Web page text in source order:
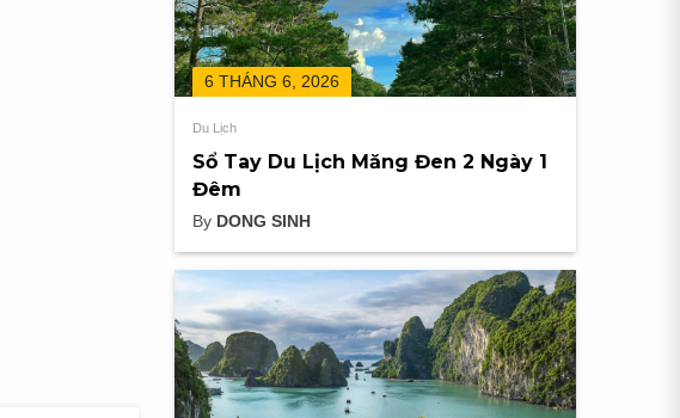
6 THÁNG 6, 2026
Du Lịch
Sổ Tay Du Lịch Măng Đen 2 Ngày 1
Đêm
By DONG SINH